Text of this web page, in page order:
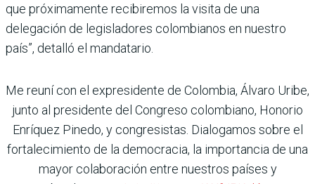
que próximamente recibiremos la visita de una
delegación de legisladores colombianos en nuestro
país”, detalló el mandatario.
Me reuní con el expresidente de Colombia, Álvaro Uribe,
junto al presidente del Congreso colombiano, Honorio
Enríquez Pinedo, y congresistas. Dialogamos sobre el
fortalecimiento de la democracia, la importancia de una
mayor colaboración entre nuestros países y